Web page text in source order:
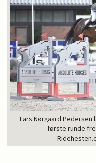
Lars Nørgaard
første runde